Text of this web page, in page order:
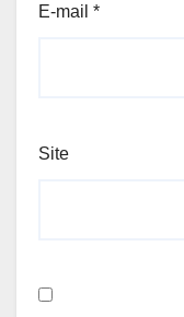
E-mail *
Site